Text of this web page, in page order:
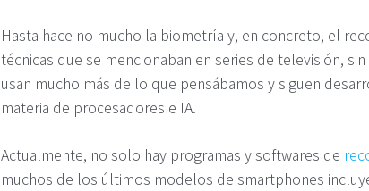
Hasta hace no mucho la biometría y, en concreto, el
técnicas que se mencionaban en series de televisión,
usan mucho más de lo que pensábamos y siguen
materia de procesadores e IA.
Actualmente, no solo hay programas y softwares de
muchos de los últimos modelos de smartphones